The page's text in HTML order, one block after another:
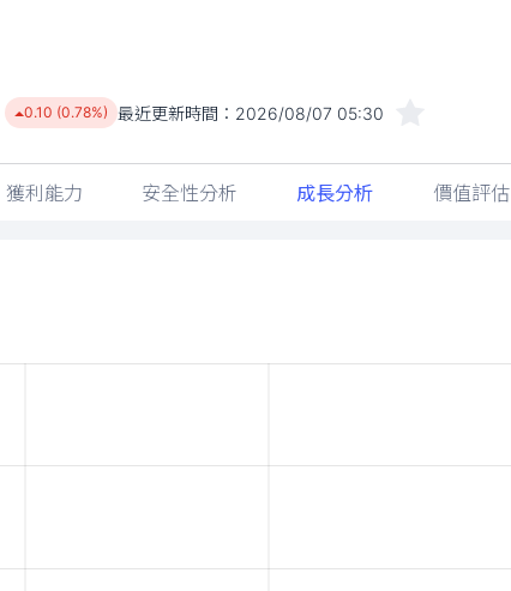
0.10 (0.78%) 最近更新時間： 2026/08/07 05:30
獲利能力 安全性分析 成長分析 價值評估